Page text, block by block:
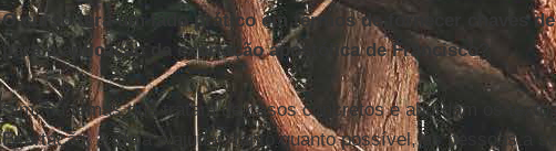
O curso terá um lado prático em termos de fornecer chaves
para a aplicação da exortação apostólica de Francisco?
Sim, há temas que tratam de casos concretos e abordam os
Exortação. A ideia é ajudar, tanto quanto possível, as pessoas a